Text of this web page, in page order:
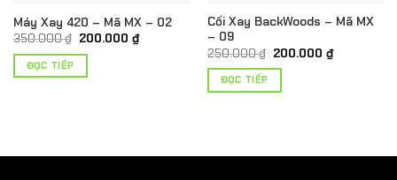
Máy Xay 420 – Mã MX – 02
350.000₫ Giá
là:
200.000 ₫Giá
hiện
ĐỌC TIẾP
Cối Xay BackWoods – Mã MX
– 09
250.000₫ Giá
200.000 ₫Giá
hiện
ĐỌC TIẾP